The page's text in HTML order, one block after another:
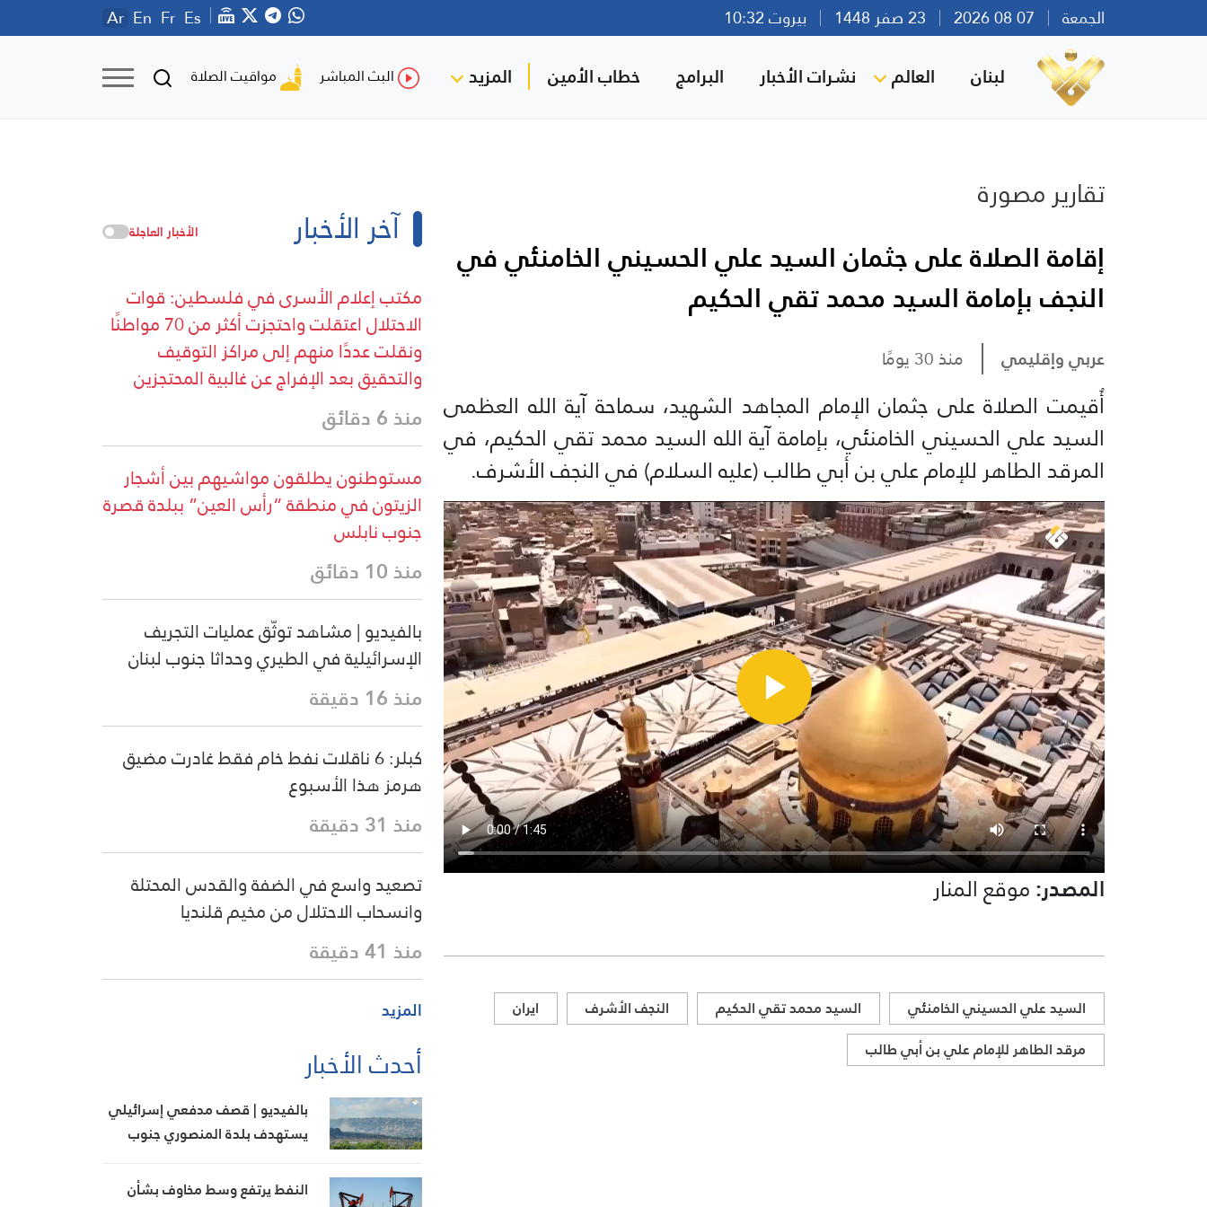
الجمعة بيروت 10:32 Ar En Fr Es
لبنان العالم نشرات الأخبار البرامج خطاب الأمين المزيد البث المباشر مواقيت الصلاة
تقارير مصورة
إقامة الصلاة على جثمان السيد علي الحسيني الخامنئي في
النجف بإمامة السيد محمد تقي الحكيم
عربي وإقليمي منذ 30 يومًا
أُقيمت الصلاة على جثمان الإمام المجاهد الشهيد، سماحة آية الله العظمى
السيد علي الحسيني الخامنئي، بإمامة آية الله السيد محمد تقي الحكيم، في
المرقد الطاهر للإمام علي بن أبي طالب (عليه السلام) في النجف الأشرف.
المصدر:موقع المنار
السيد علي الحسيني الخامنئي السيد محمد تقي الحكيم النجف الأشرف
ايران
مرقد الطاهر للإمام علي بن أبي طالب
آخر الأخبار الأخبار العاجلة
مكتب إعلام الأسرى في فلسطين: قوات
الاحتلال اعتقلت واحتجزت أكثر من 70 مواطنًا
ونقلت عددًا منهم إلى مراكز التوقيف
والتحقيق بعد الإفراج عن غالبية المحتجزين
منذ 6 دقائق
مستوطنون يطلقون مواشيهم بين أشجار
الزيتون في منطقة “رأس العين” ببلدة قصرة
جنوب نابلس
منذ 10 دقائق
بالفيديو | مشاهد توثّق عمليات التجريف
الإسرائيلية في الطيري وحداثا جنوب لبنان
منذ 16 دقيقة
كبلر: 6 ناقلات نفط خام فقط غادرت مضيق
هرمز هذا الأسبوع
منذ 31 دقيقة
تصعيد واسع في الضفة والقدس المحتلة
وانسحاب الاحتلال من مخيم قلنديا
منذ 41 دقيقة
المزيد
أحدث الأخبار
بالفيديو | قصف مدفعي إسرائيلي
يستهدف بلدة المنصوري جنوب
النفط يرتفع وسط مخاوف بشأن